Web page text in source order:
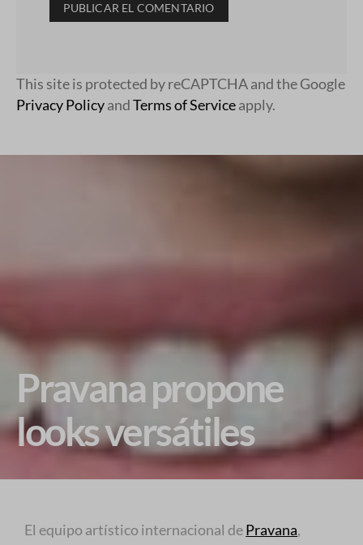
This site is protected by reCAPTCHA and the Google
Privacy PolicyandTerms of Serviceapply.
Pravana propone
looks versátiles
El equipo artístico internacional dePravana,